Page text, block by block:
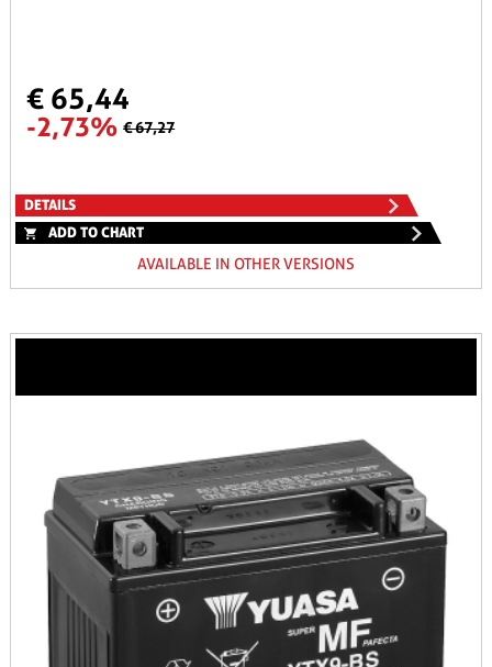
€ 65,44
-2,73% € 67,27
DETAILS
ADD TO CHART
AVAILABLE IN OTHER VERSIONS